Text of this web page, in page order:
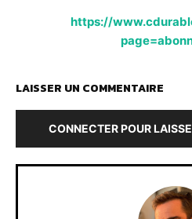
https://
LAISSER UN COMMENTAIRE
CONNECTER POUR